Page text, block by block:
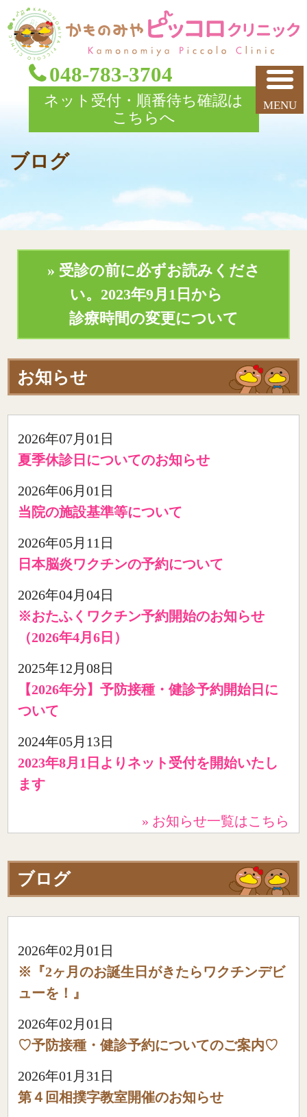
048-783-3704
ネット受付・順番待ち確認は
こちらへ
ブログ
» 受診の前に必ずお読みくださ
い。 2023年9月1日から
診療時間の変更について
お知らせ
2026年07月01日
夏季休診日についてのお知らせ
2026年06月01日
当院の施設基準等について
2026年05月11日
日本脳炎ワクチンの予約について
2026年04月04日
※おたふくワクチン予約開始のお知らせ
（2026年4月6日）
2025年12月08日
【2026年分】予防接種・健診予約開始日に
ついて
2024年05月13日
2023年8月1日よりネット受付を開始いたし
ます
» お知らせ一覧はこちら
ブログ
2026年02月01日
※『2ヶ月のお誕生日がきたらワクチンデビ
ューを！』
2026年02月01日
♡予防接種・健診予約についてのご案内♡
2026年01月31日
第４回相撲字教室開催のお知らせ